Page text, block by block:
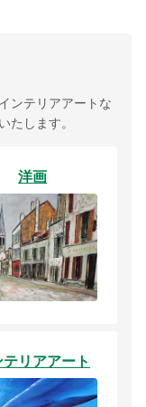
ンテリアアートな
たします。
洋画
リアアート